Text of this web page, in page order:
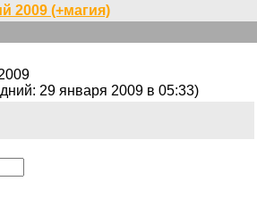
2009 (+магия)
29 января 2009 в 05:33)